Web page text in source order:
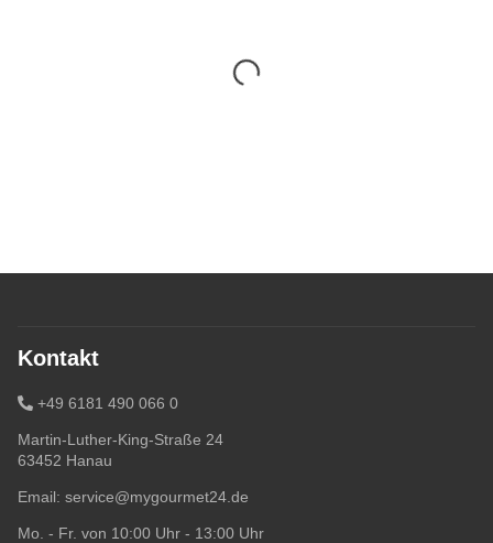
Kontakt
+49 6181 490 066 0
Martin-Luther-King-Straße 24
63452 Hanau
Email: service@mygourmet24.de
Mo. - Fr. von 10:00 Uhr - 13:00 Uhr